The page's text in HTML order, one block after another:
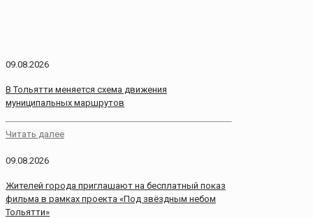
09.08.2026
В Тольятти меняется схема движения
муниципальных маршрутов
Читать далее
09.08.2026
Жителей города приглашают на бесплатный показ
фильма в рамках проекта «Под звёздным небом
Тольятти»